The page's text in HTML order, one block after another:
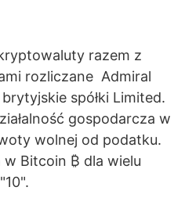
razem z
rozliczane Admiral
spółki Limited.
gospodarcza w
wolnej od podatku.
Bitcoin ₿ dla wielu